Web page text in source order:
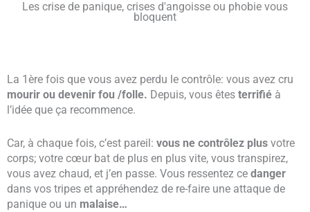
Les crise de panique, crises d'angoisse ou phobie vous
bloquent
La 1ère fois que vous avez perdu le contrôle: vous avez cru
mourir ou devenir fou /folle. Depuis, vous êtes terrifié à
l’idée que ça recommence.
Car, à chaque fois, c’est pareil: vous ne contrôlez plus votre
corps; votre cœur bat de plus en plus vite, vous transpirez,
vous avez chaud, et j’en passe. Vous ressentez ce danger
dans vos tripes et appréhendez de re-faire une attaque de
panique ou un malaise…